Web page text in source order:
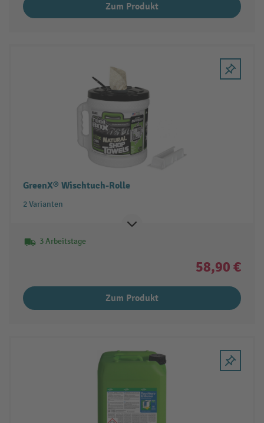
Zum Produkt
GreenX® Wischtuch-Rolle
2 Varianten
3 Arbeitstage
58,90 €
Zum Produkt